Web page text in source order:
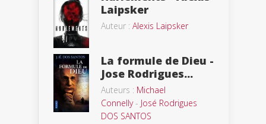
Laipsker
Auteur : Alexis Laipsker
La formule de Dieu -
Jose Rodrigues...
Auteurs : Michael
Connelly- José Rodrigues
DOS SANTOS